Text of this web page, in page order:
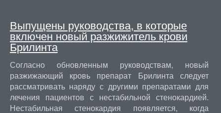
Выпущены руководства, в которые
включен новый разжижитель крови
Брилинта
Согласно обновленным руководствам, новый
разжижающий кровь препарат Брилинта следует
рассматривать наряду с другими препаратами для
лечения пациентов с нестабильной стенокардией.
Нестабильная стенокардия появляется, когда